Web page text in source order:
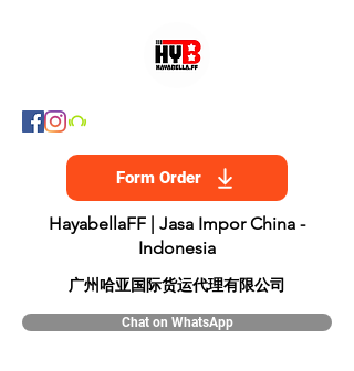
Form Order
HayabellaFF | Jasa Impor China -
Indonesia
​广州哈亚国际货运代理有限公司
Chat on WhatsApp